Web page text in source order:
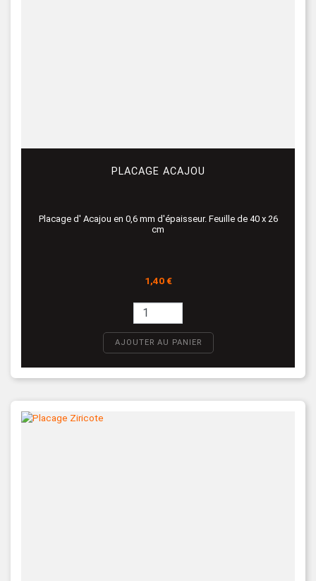
PLACAGE ACAJOU
Placage d' Acajou en 0,6 mm d'épaisseur. Feuille de 40 x 26
cm
Prix
1,40 €
AJOUTER AU PANIER